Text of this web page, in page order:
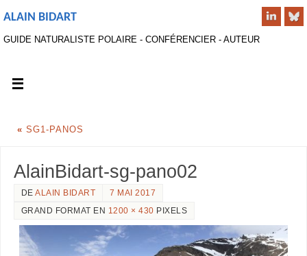
ALAIN BIDART
GUIDE NATURALISTE POLAIRE - CONFÉRENCIER - AUTEUR
« SG1-PANOS
AlainBidart-sg-pano02
DEALAIN BIDART
7 MAI 2017
GRAND FORMAT EN 1200 × 430 PIXELS